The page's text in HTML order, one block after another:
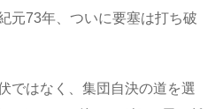
元73年、ついに要塞は打ち破
ではなく、集団自決の道を選